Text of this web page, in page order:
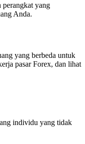
perangkat yang
Anda.
yang berbeda untuk
pasar Forex, dan lihat
individu yang tidak